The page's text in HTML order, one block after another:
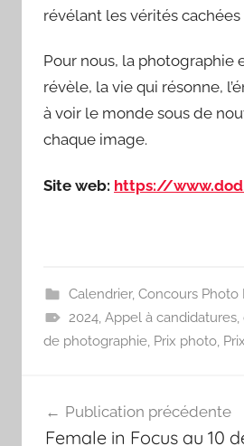
révélant les vérités cachées
Pour nous, la photographie
révèle, la vie qui résonne,
à voir le monde sous de
chaque image.
Site web: https://
Calendrier, Concours Photo
2024, Appel à candidatures,
de photographie, Prix photo,
de
Publication précédente
Female in Focus au 10